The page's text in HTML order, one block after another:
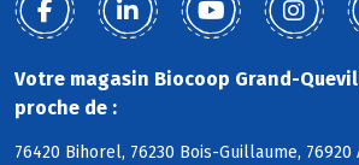
Votre magasin Biocoop Grand-
proche de :
76420 Bihorel, 76230 Bois-Guillaume,